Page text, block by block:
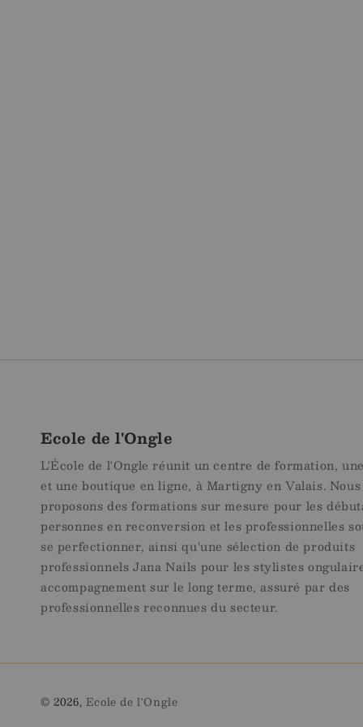
Ecole de l'Ongle
L'École de l'Ongle réunit un centre de formation,
et une boutique en ligne, à Martigny en Valais. Nous
proposons des formations sur mesure pour les
personnes en reconversion et les professionnelles
se perfectionner, ainsi qu'une sélection de produits
professionnels Jana Nails pour les stylistes
accompagnement sur le long terme, assuré par des
professionnelles reconnues du secteur.
© 2026, Ecole de l'Ongle